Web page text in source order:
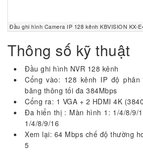
Đầu ghi hình Camera IP 128 kênh KBVISION KX-
Thông số kỹ thuật
Đầu ghi hình NVR 128 kênh
Cổng vào: 128 kênh IP độ
băng thông tối đa 384Mbps
Cổng ra: 1 VGA + 2 HDMI 4K
Đa hiển thị : Màn hình 1: 1/4/8/9/
1/4/8/9/16
Xem lại: 64 Mbps chế độ thường
5